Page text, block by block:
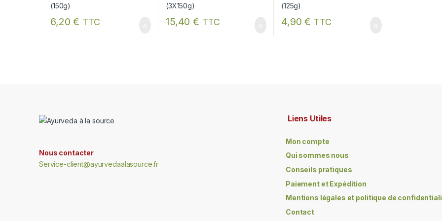
6,20€ TTC 15,40€ TTC 4,90€ TTC
Nous contacter
Service-client@ayurvedaalasource.fr
Liens Utiles
Mon compte
Qui sommes nous
Conseils pratiques
Paiement et Expédition
Mentions légales et politique de
Contact